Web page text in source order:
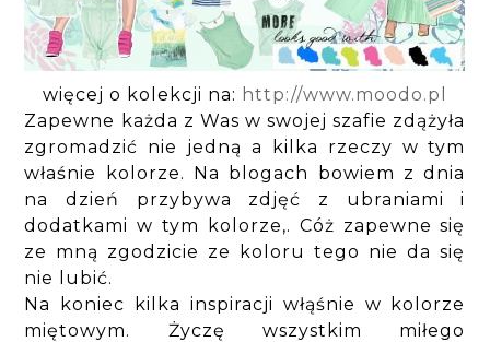
więcej o kolekcji na: http://www.moodo.pl
Zapewne każda z Was w swojej szafie zdążyła
zgromadzić nie jedną a kilka rzeczy w tym
właśnie kolorze. Na blogach bowiem z dnia
na dzień przybywa zdjęć z ubraniami i
dodatkami w tym kolorze,. Cóż zapewne się
ze mną zgodzicie ze koloru tego nie da się
nie lubić.
Na koniec kilka inspiracji włąśnie w kolorze
miętowym. Życzę wszystkim miłego